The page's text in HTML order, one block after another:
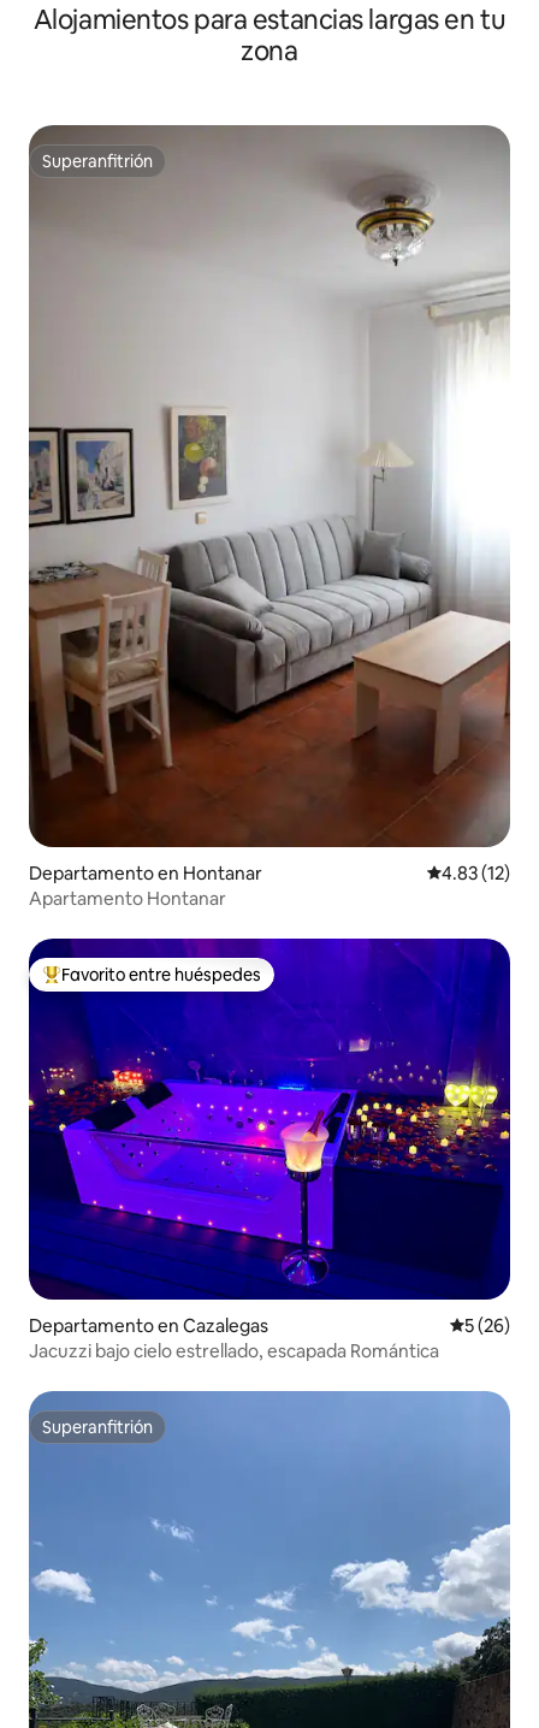
Alojamientos para estancias largas en tu
zona
Superanfitrión
Superanfitrión
Departamento en Hontanar Calificación
4.83 (12)
Apartamento Hontanar
De los mejores en Favorito entre huéspedes
Favorito entre huéspedes
Departamento en Cazalegas
5 (26)
Jacuzzi bajo cielo estrellado, escapada Romántica
Superanfitrión
Superanfitrión